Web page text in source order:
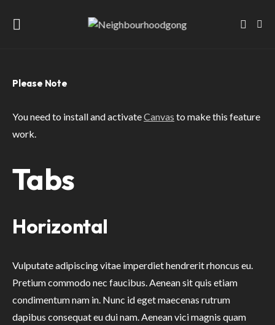
Please Note
You need to install and activateCanvas to make this feature
work.
Tabs
Horizontal
Vulputate adipiscing vitae imperdiet hendrerit rhoncus eu.
Pretium commodo nec faucibus. Aenean sit quis etiam
condimentum nam in. Nunc id eget maecenas rutrum
dapibus consequat eu dui nam. Aenean vici magnis quam